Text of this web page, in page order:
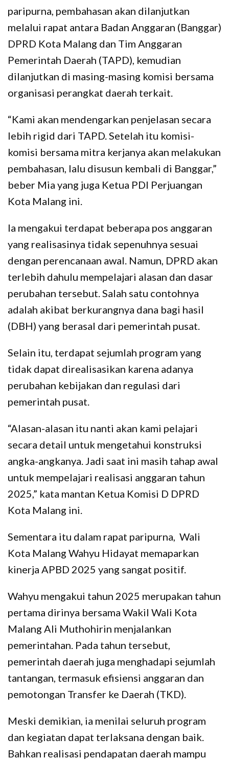
paripurna, pembahasan akan dilanjutkan
melalui rapat antara Badan Anggaran (Banggar)
DPRD Kota Malang dan Tim Anggaran
Pemerintah Daerah (TAPD), kemudian
dilanjutkan di masing-masing komisi bersama
organisasi perangkat daerah terkait.
“Kami akan mendengarkan penjelasan secara
lebih rigid dari TAPD. Setelah itu komisi-
komisi bersama mitra kerjanya akan melakukan
pembahasan, lalu disusun kembali di Banggar,”
beber Mia yang juga Ketua PDI Perjuangan
Kota Malang ini.
Ia mengakui terdapat beberapa pos anggaran
yang realisasinya tidak sepenuhnya sesuai
dengan perencanaan awal. Namun, DPRD akan
terlebih dahulu mempelajari alasan dan dasar
perubahan tersebut. Salah satu contohnya
adalah akibat berkurangnya dana bagi hasil
(DBH) yang berasal dari pemerintah pusat.
Selain itu, terdapat sejumlah program yang
tidak dapat direalisasikan karena adanya
perubahan kebijakan dan regulasi dari
pemerintah pusat.
“Alasan-alasan itu nanti akan kami pelajari
secara detail untuk mengetahui konstruksi
angka-angkanya. Jadi saat ini masih tahap awal
untuk mempelajari realisasi anggaran tahun
2025,” kata mantan Ketua Komisi D DPRD
Kota Malang ini.
Sementara itu dalam rapat paripurna, Wali
Kota Malang Wahyu Hidayat memaparkan
kinerja APBD 2025 yang sangat positif.
Wahyu mengakui tahun 2025 merupakan tahun
pertama dirinya bersama Wakil Wali Kota
Malang Ali Muthohirin menjalankan
pemerintahan. Pada tahun tersebut,
pemerintah daerah juga menghadapi sejumlah
tantangan, termasuk efisiensi anggaran dan
pemotongan Transfer ke Daerah (TKD).
Meski demikian, ia menilai seluruh program
dan kegiatan dapat terlaksana dengan baik.
Bahkan realisasi pendapatan daerah mampu